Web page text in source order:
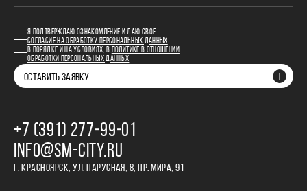
Я ПОДТВЕРЖДАЮ ОЗНАКОМЛЕНИЕ И ДАЮ СВОЕ
СОГЛАСИЕ НА ОБРАБОТКУ ПЕРСОНАЛЬНЫХ ДАННЫХ
В ПОРЯДКЕ И НА УСЛОВИЯХ, В
ПОЛИТИКЕ В ОТНОШЕНИИ
ОБРАБОТКИ ПЕРСОНАЛЬНЫХ ДАННЫХ
ОСТАВИТЬ ЗАЯВКУ
+7 (391) 277‒99‒01
INFO@SM-CITY.RU
Г. КРАСНОЯРСК, УЛ. ПАРУСНАЯ, 8, ПР. МИРА, 91